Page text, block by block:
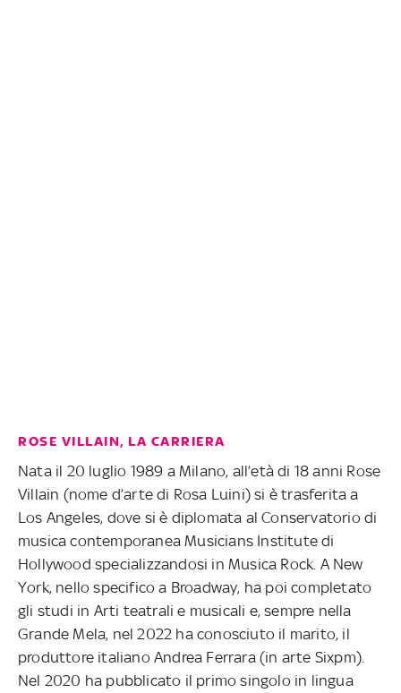
ROSE VILLAIN, LA CARRIERA
Nata il 20 luglio 1989 a Milano, all’età di 18 anni Rose
Villain (nome d’arte di Rosa Luini) si è trasferita a
Los Angeles, dove si è diplomata al Conservatorio di
musica contemporanea Musicians Institute di
Hollywood specializzandosi in Musica Rock. A New
York, nello specifico a Broadway, ha poi completato
gli studi in Arti teatrali e musicali e, sempre nella
Grande Mela, nel 2022 ha conosciuto il marito, il
produttore italiano Andrea Ferrara (in arte Sixpm).
Nel 2020 ha pubblicato il primo singolo in lingua